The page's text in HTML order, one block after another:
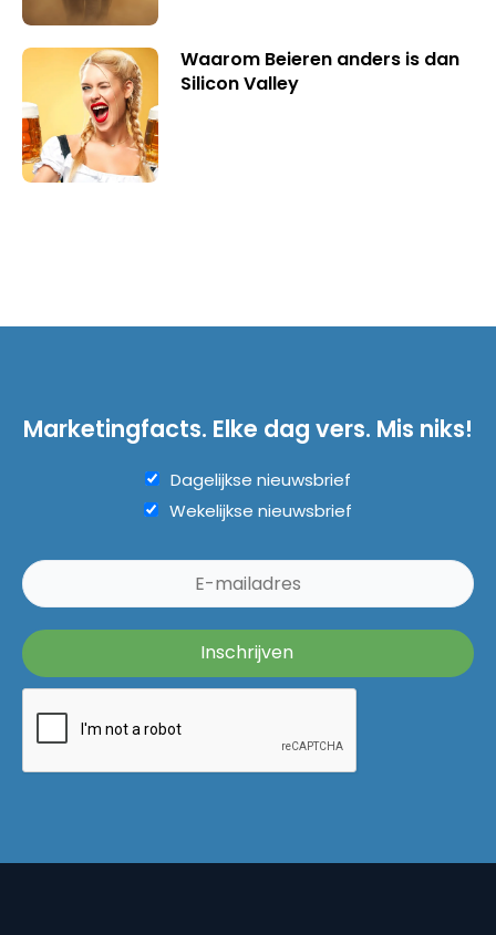
Waarom Beieren anders is dan
Silicon Valley
Marketingfacts. Elke dag vers. Mis niks!
Dagelijkse nieuwsbrief
Wekelijkse nieuwsbrief